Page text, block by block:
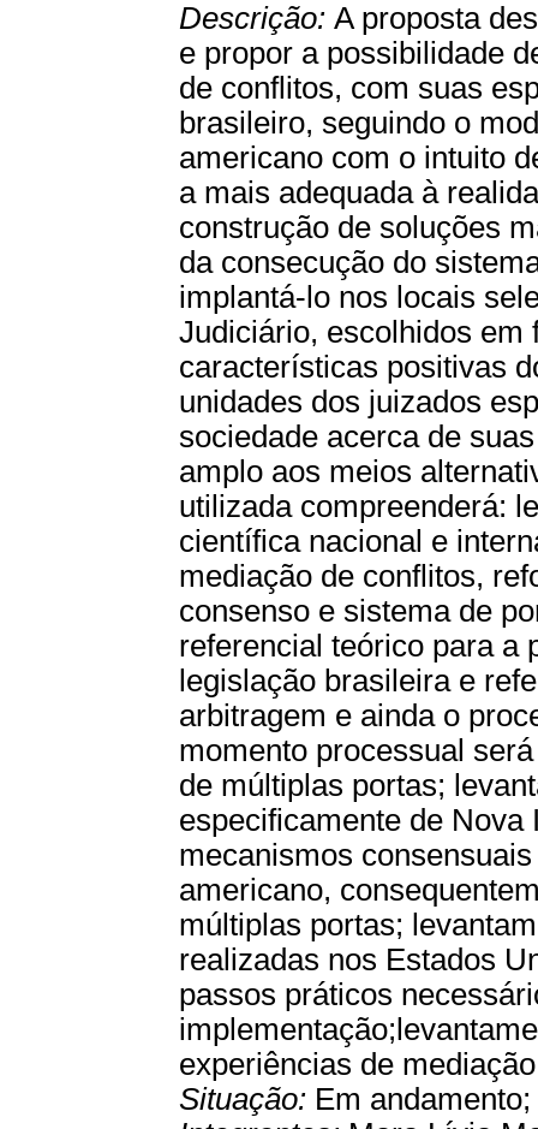
Descrição: A proposta
e propor a possibilidade
de conflitos, com suas
brasileiro, seguindo o
americano com o intuito
a mais adequada à
construção de soluções
da consecução do
implantá-lo nos locais
Judiciário, escolhidos em
características positivas
unidades dos juizados
sociedade acerca de
amplo aos meios
utilizada compreenderá:
científica nacional e
mediação de conflitos,
consenso e sistema de
referencial teórico para a
legislação brasileira e
arbitragem e ainda o
momento processual
de múltiplas portas;
especificamente de Nova
mecanismos
americano,
múltiplas portas;
realizadas nos Estados
passos práticos
experiências de
Situação: Em andamento;